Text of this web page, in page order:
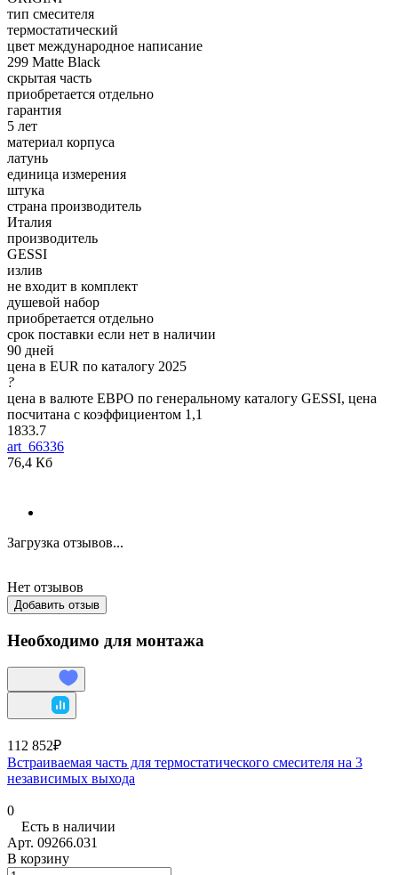
тип смесителя
термостатический
цвет международное написание
299 Matte Black
скрытая часть
приобретается отдельно
гарантия
5 лет
материал корпуса
латунь
единица измерения
штука
страна производитель
Италия
производитель
GESSI
излив
не входит в комплект
душевой набор
приобретается отдельно
срок поставки если нет в наличии
90 дней
цена в EUR по каталогу 2025
?
цена в валюте ЕВРО по генеральному каталогу GESSI, цена
посчитана с коэффициентом 1,1
1833.7
art_66336
76,4 Кб
Загрузка отзывов...
Нет отзывов
Добавить отзыв
Необходимо для монтажа
112 852₽
Встраиваемая часть для термостатического смесителя на 3
независимых выхода
0
Есть в наличии
Арт. 09266.031
В корзину